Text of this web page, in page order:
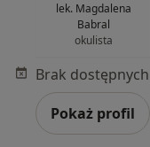
lek. Magdalena
Babral
okulista
Pokaż profil